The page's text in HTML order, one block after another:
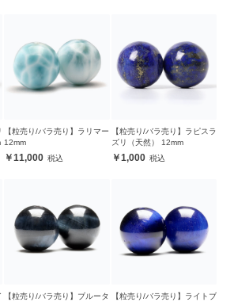
【粒売り/バラ売り】ラリマー
12mm
11,000
【粒売り/バラ売り】ラピスラ
ズリ（天然） 12mm
1,000
【粒売り/バラ売り】ブルータ
【粒売り/バラ売り】ライトブ